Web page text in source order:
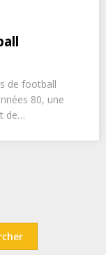
de football
80, une
de…